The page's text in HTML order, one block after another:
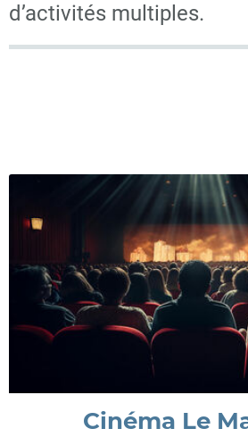
d’activités multiples.
Cinéma Le